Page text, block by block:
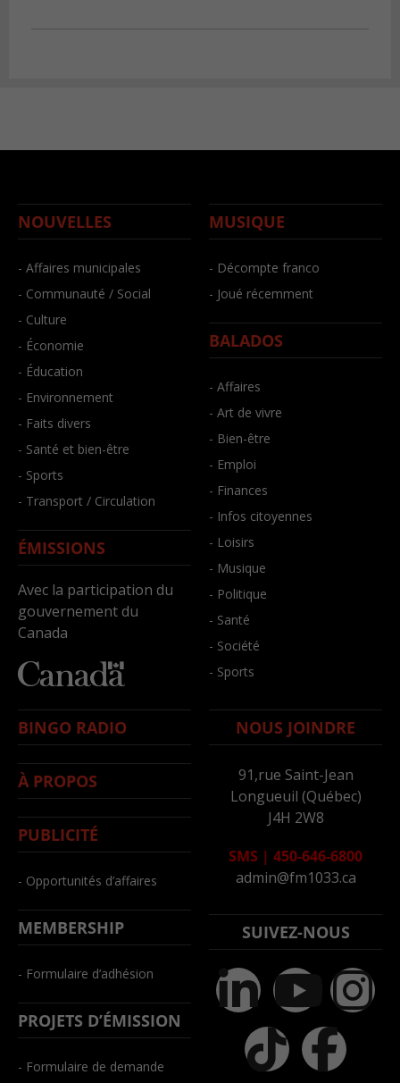
NOUVELLES
- Affaires municipales
- Communauté / Social
- Culture
- Économie
- Éducation
- Environnement
- Faits divers
- Santé et bien-être
- Sports
- Transport / Circulation
ÉMISSIONS
Avec la participation du
gouvernement du
Canada
MUSIQUE
- Décompte franco
- Joué récemment
BALADOS
- Affaires
- Art de vivre
- Bien-être
- Emploi
- Finances
- Infos citoyennes
- Loisirs
- Musique
- Politique
- Santé
- Société
- Sports
BINGO RADIO
À PROPOS
PUBLICITÉ
- Opportunités d’affaires
MEMBERSHIP
- Formulaire d’adhésion
PROJETS D’ÉMISSION
- Formulaire de demande
NOUS JOINDRE
91,rue Saint-Jean
Longueuil (Québec)
J4H 2W8
SMS | 450-646-6800
admin@fm1033.ca
SUIVEZ-NOUS